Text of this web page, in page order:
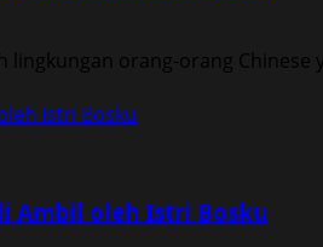
lingkungan orang-orang
Istri Bosku
Ambil oleh Istri Bosku